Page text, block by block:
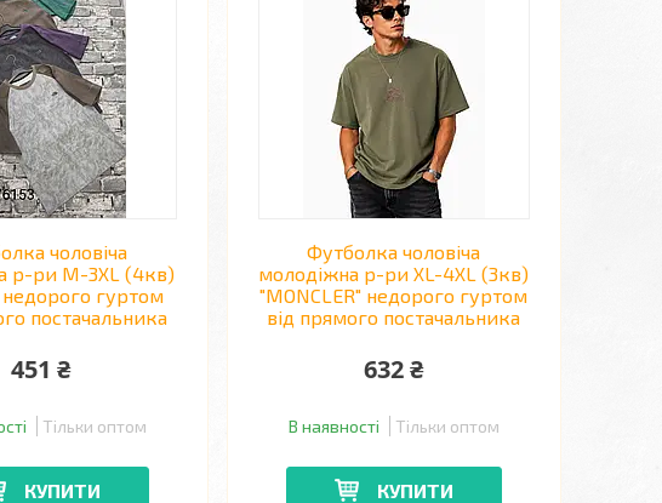
чоловіча
р-ри M-3XL (4кв)
гуртом
постачальника
451 ₴
Тільки оптом
КУПИТИ
Футболка чоловіча
молодіжна р-ри XL-4XL (3кв)
"MONCLER" недорого гуртом
від прямого постачальника
632 ₴
В наявності Тільки оптом
КУПИТИ